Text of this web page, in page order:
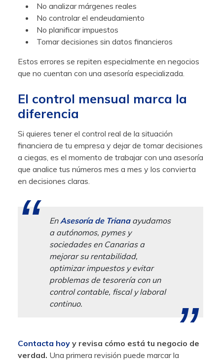
No analizar márgenes reales
No controlar el endeudamiento
No planificar impuestos
Tomar decisiones sin datos financieros
Estos errores se repiten especialmente en negocios
que no cuentan con una asesoría especializada.
El control mensual marca la
diferencia
Si quieres tener el control real de la situación
financiera de tu empresa y dejar de tomar decisiones
a ciegas, es el momento de trabajar con una asesoría
que analice tus números mes a mes y los convierta
en decisiones claras.
En Asesoría de Trianaayudamos
a autónomos, pymes y
sociedades en Canarias a
mejorar su rentabilidad,
optimizar impuestos y evitar
problemas de tesorería con un
control contable, fiscal y laboral
continuo.
Contacta hoy y revisa cómo está tu negocio de
verdad. Una primera revisión puede marcar la